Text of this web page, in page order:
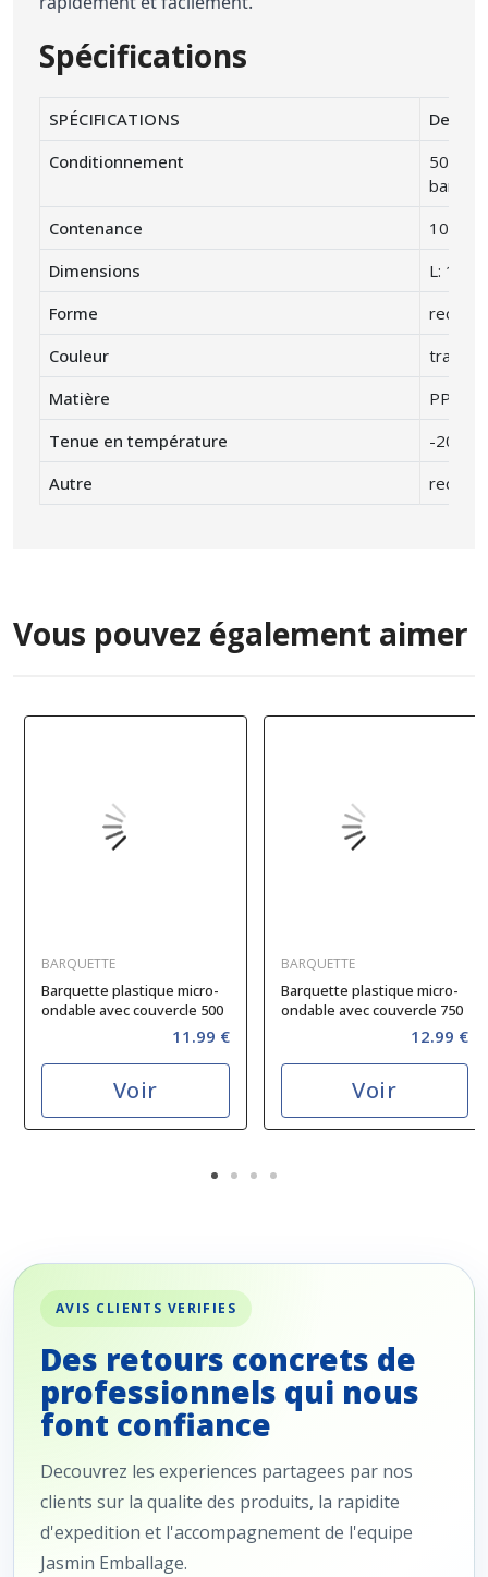
Spécifications
SPÉCIFICATIONS
Conditionnement
50
Contenance
1000
Dimensions
L: 180
Forme
Couleur
Matière
PP
Tenue en température
-20 ° C
Autre
Vous pouvez également aimer
BARQUETTE
Barquette plastique micro-
ondable avec couvercle 500
11.99 €
Voir
BARQUETTE
Barquette plastique micro-
ondable avec couvercle 750
12.99 €
Voir
AVIS CLIENTS VERIFIES
Des retours concrets de
professionnels qui nous
font confiance
Decouvrez les experiences partagees par nos
clients sur la qualite des produits, la rapidite
d'expedition et l'accompagnement de l'equipe
Jasmin Emballage.